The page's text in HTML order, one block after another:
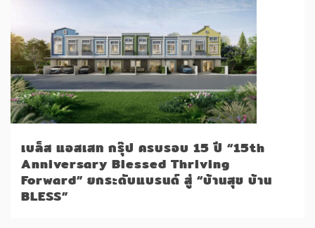
เบล็ส แอสเสท กรุ๊ป ครบรอบ 15 ปี “15th
Anniversary Blessed Thriving
Forward” ยกระดับแบรนด์ สู่ “บ้านสุข บ้าน
BLESS”